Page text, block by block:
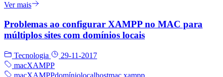
Ver mais
Problemas ao configurar XAMPP no MAC para
múltiplos sites com domínios locais
Tecnologia
29-11-2017
macXAMPP
macXAMPPdomíniolocalhostmac xampp